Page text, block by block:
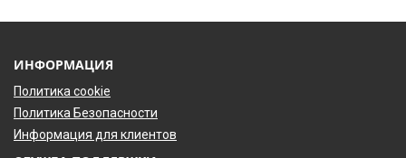
ИНФОРМАЦИЯ
Политика cookie
Политика Безопасности
Информация для клиентов